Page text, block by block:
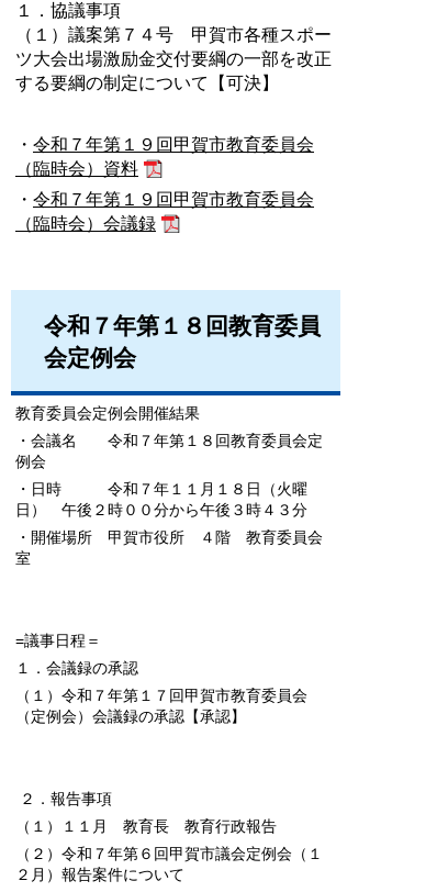
１．協議事項
（１）議案第７４号 甲賀市各種スポー
ツ大会出場激励金交付要綱の一部を改正
する要綱の制定について【可決】
・ 令和７年第１９回甲賀市教育委員会
（臨時会）資料
・ 令和７年第１９回甲賀市教育委員会
（臨時会）会議録
令和７年第１８回教育委員
会定例会
教育委員会定例会開催結果
・会議名 令和７年第１８回教育委員会定
例会
・日時 令和７年１１月１８日（火曜
日） 午後２時００分から午後３時４３分
・開催場所 甲賀市役所 ４階 教育委員会
室
=議事日程＝
１．会議録の承認
（１）令和７年第１７回甲賀市教育委員会
（定例会）会議録の承認 【承認】
２．報告事項
（１）１１月 教育長 教育行政報告
（２）令和７年第６回甲賀市議会定例会（１
２月）報告案件について